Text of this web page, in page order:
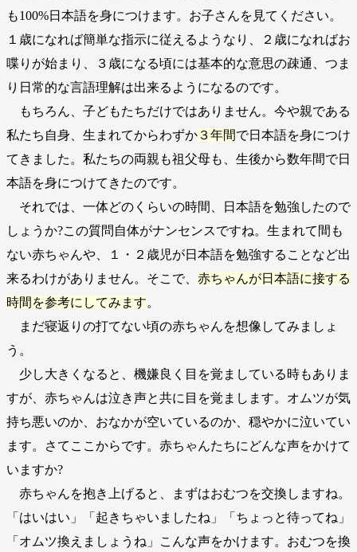
も100%日本語を身につけます。お子さんを見てください。
１歳になれば簡単な指示に従えるようなり、２歳になればお
喋りが始まり、３歳になる頃には基本的な意思の疎通、つま
り日常的な言語理解は出来るようになるのです。
もちろん、子どもたちだけではありません。今や親である
私たち自身、生まれてからわずか ３年間で日本語を身につけ
てきました。私たちの両親も祖父母も、生後から数年間で日
本語を身につけてきたのです。
それでは、一体どのくらいの時間、日本語を勉強したので
しょうか?この質問自体がナンセンスですね。生まれて間も
ない赤ちゃんや、１・２歳児が日本語を勉強することなど出
来るわけがありません。そこで、 赤ちゃんが日本語に接する
時間を参考にしてみます。
まだ寝返りの打てない頃の赤ちゃんを想像してみましょ
う。
少し大きくなると、機嫌良く目を覚ましている時もありま
すが、赤ちゃんは泣き声と共に目を覚まします。オムツが気
持ち悪いのか、おなかが空いているのか、穏やかに泣いてい
ます。さてここからです。赤ちゃんたちにどんな声をかけて
いますか?
赤ちゃんを抱き上げると、まずはおむつを交換しますね。
「はいはい」「起きちゃいましたね」「ちょっと待ってね」
「オムツ換えましょうね」こんな声をかけます。おむつを換